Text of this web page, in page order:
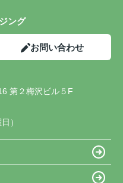
ング
お問い合わせ
第２梅沢ビル５F
）